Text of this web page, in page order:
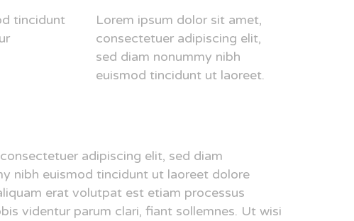
tincidunt
Lorem ipsum dolor sit amet,
consectetuer adipiscing elit,
sed diam nonummy nibh
euismod tincidunt ut laoreet.
adipiscing elit, sed diam
nibh euismod tincidunt ut laoreet dolore
erat volutpat est etiam processus
videntur parum clari, fiant sollemnes. Ut wisi